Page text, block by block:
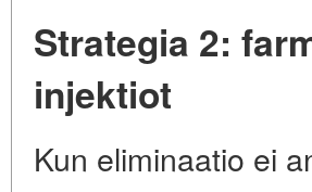
Strategia 2:
injektiot
Kun eliminaatio ei